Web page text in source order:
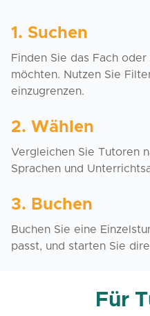
1. Suchen
Finden Sie das Fach
möchten. Nutzen Sie
einzugrenzen.
2. Wählen
Vergleichen Sie Tutoren
Sprachen und
3. Buchen
Buchen Sie eine
passt, und starten Sie
Für